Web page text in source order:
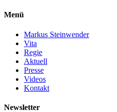
Menü
Markus Steinwender
Vita
Regie
Aktuell
Presse
Videos
Kontakt
Newsletter